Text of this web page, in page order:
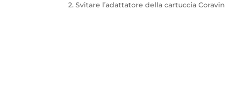
2. Svitare l’adattatore della cartuccia Coravin